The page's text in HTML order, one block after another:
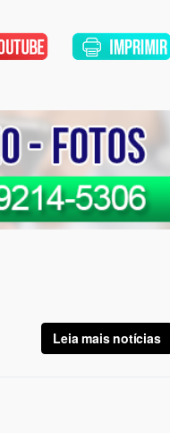
Leia mais notícias